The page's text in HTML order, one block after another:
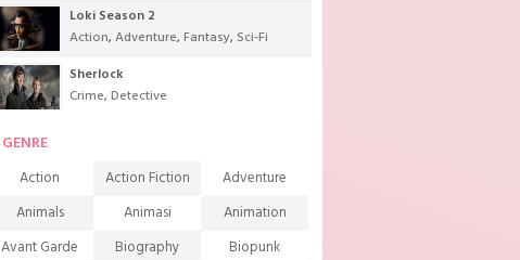
Loki Season 2
Action, Adventure, Fantasy, Sci-Fi
Sherlock
Crime, Detective
GENRE
Action Action Fiction
Adventure
Animals
Animasi
Animation
Avant Garde
Biography
Biopunk